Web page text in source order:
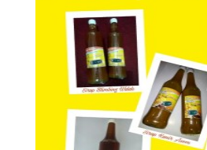
Aneka Sirup
Aneka